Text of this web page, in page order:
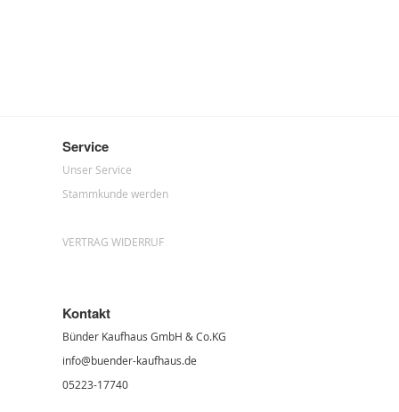
Service
Unser Service
Stammkunde werden
VERTRAG WIDERRUF
Kontakt
Bünder Kaufhaus GmbH & Co.KG
info@buender-kaufhaus.de
05223-17740